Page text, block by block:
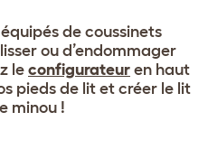
de coussinets
ou d’endommager
le configurateur en haut
pieds de lit et créer le lit
minou !